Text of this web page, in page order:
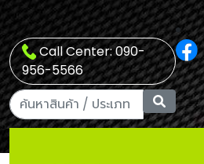
Call Center: 090-
956-5566